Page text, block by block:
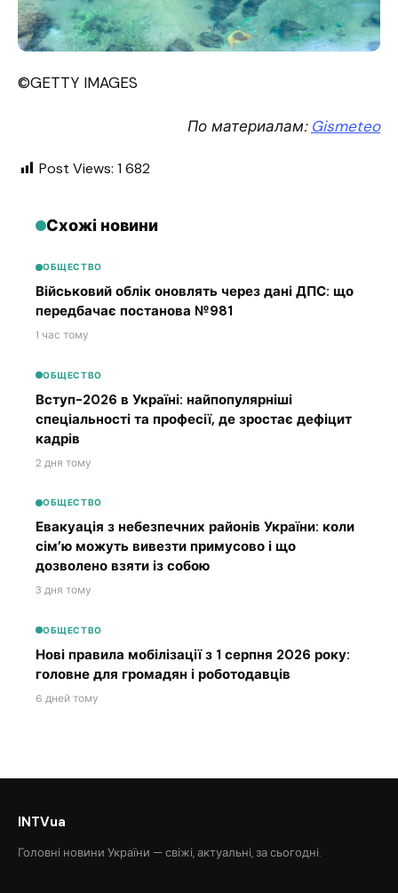
©GETTY IMAGES
По материалам: Gismeteo
Post Views: 1 682
Схожі новини
ОБЩЕСТВО
Військовий облік оновлять через дані ДПС: що
передбачає постанова №981
1 час тому
ОБЩЕСТВО
Вступ-2026 в Україні: найпопулярніші
спеціальності та професії, де зростає дефіцит
кадрів
2 дня тому
ОБЩЕСТВО
Евакуація з небезпечних районів України: коли
сім’ю можуть вивезти примусово і що
дозволено взяти із собою
3 дня тому
ОБЩЕСТВО
Нові правила мобілізації з 1 серпня 2026 року:
головне для громадян і роботодавців
6 дней тому
INTVua
Головні новини України — свіжі, актуальні, за сьогодні.